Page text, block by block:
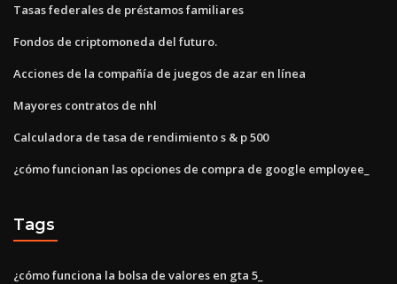
Tasas federales de préstamos familiares
Fondos de criptomoneda del futuro.
Acciones de la compañía de juegos de azar en línea
Mayores contratos de nhl
Calculadora de tasa de rendimiento s & p 500
¿cómo funcionan las opciones de compra de google employee_
Tags
¿cómo funciona la bolsa de valores en gta 5_